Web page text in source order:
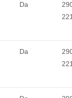
Da
Da